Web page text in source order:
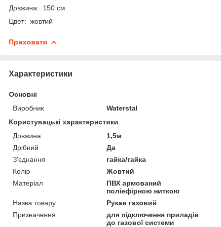
Довжина: 150 см
Цвет: жовтий
Приховати
Характеристики
Основні
Виробник
Waterstal
Користувацькі характеристики
Довжина:
1,5м
Дрібний
Да
З'єднання
гайка/гайка
Колір
Жовтий
Матеріал
ПВХ армований
поліефірною ниткою
Назва товару
Рукав газовий
Призначення
для підключення приладів
до газової системи